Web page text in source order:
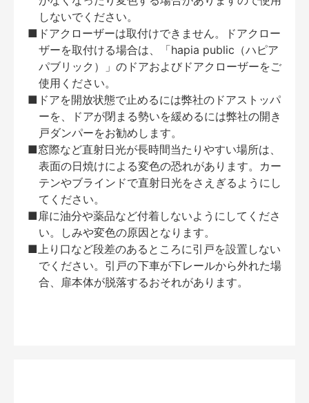
しないでください。
■ドアクローザーは取付けできません。ドアクロー
ザーを取付ける場合は、「hapia public（ハピア
パブリック）」のドアおよびドアクローザーをご
使用ください。
■ドアを開放状態で止めるには弊社のドアストッパ
ーを、ドアが閉まる勢いを緩めるには弊社の開き
戸ダンパーをお勧めします。
■窓際など直射日光が長時間当たりやすい場所は、
表面の日焼けによる変色の恐れがあります。カー
テンやブラインドで直射日光をさえぎるようにし
てください。
■扉に油分や薬品など付着しないようにしてくださ
い。しみや変色の原因となります。
■上り口など段差のあるところに引戸を設置しない
でください。引戸の下車が下レールから外れた場
合、扉本体が脱落するおそれがあります。